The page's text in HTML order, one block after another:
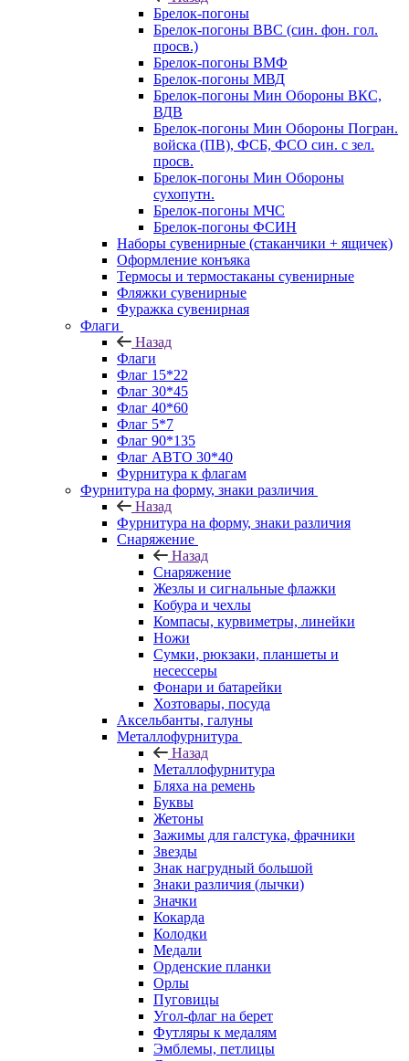
Брелок-погоны
Брелок-погоны ВВС (син. фон. гол.
просв.)
Брелок-погоны ВМФ
Брелок-погоны МВД
Брелок-погоны Мин Обороны ВКС,
ВДВ
Брелок-погоны Мин Обороны Погран.
войска (ПВ), ФСБ, ФСО син. с зел.
просв.
Брелок-погоны Мин Обороны
сухопутн.
Брелок-погоны МЧС
Брелок-погоны ФСИН
Наборы сувенирные (стаканчики + ящичек)
Оформление конъяка
Термосы и термостаканы сувенирные
Фляжки сувенирные
Фуражка сувенирная
Флаги
Назад
Флаги
Флаг 15*22
Флаг 30*45
Флаг 40*60
Флаг 5*7
Флаг 90*135
Флаг АВТО 30*40
Фурнитура к флагам
Фурнитура на форму, знаки различия
Назад
Фурнитура на форму, знаки различия
Снаряжение
Назад
Снаряжение
Жезлы и сигнальные флажки
Кобура и чехлы
Компасы, курвиметры, линейки
Ножи
Сумки, рюкзаки, планшеты и
несессеры
Фонари и батарейки
Хозтовары, посуда
Аксельбанты, галуны
Металлофурнитура
Назад
Металлофурнитура
Бляха на ремень
Буквы
Жетоны
Зажимы для галстука, фрачники
Звезды
Знак нагрудный большой
Знаки различия (лычки)
Значки
Кокарда
Колодки
Медали
Орденские планки
Орлы
Пуговицы
Угол-флаг на берет
Футляры к медалям
Эмблемы, петлицы